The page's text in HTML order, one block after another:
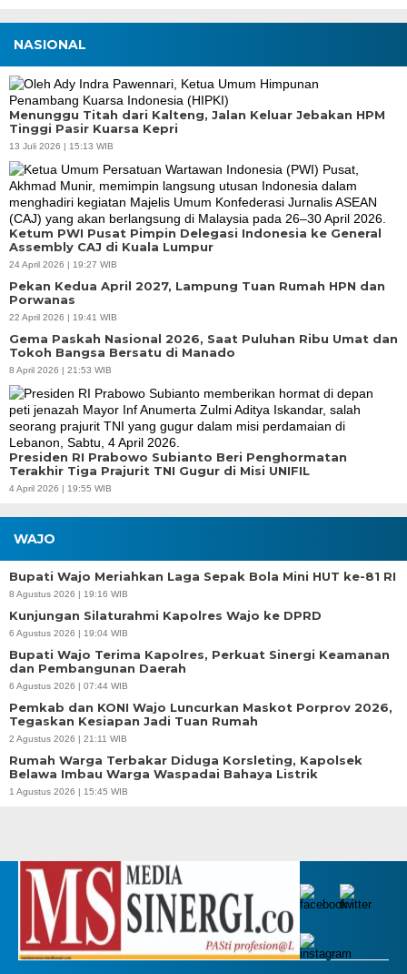
NASIONAL
Menunggu Titah dari Kalteng, Jalan Keluar Jebakan HPM
Tinggi Pasir Kuarsa Kepri
13 Juli 2026 | 15:13 WIB
Ketum PWI Pusat Pimpin Delegasi Indonesia ke General
Assembly CAJ di Kuala Lumpur
24 April 2026 | 19:27 WIB
Pekan Kedua April 2027, Lampung Tuan Rumah HPN dan
Porwanas
22 April 2026 | 19:41 WIB
Gema Paskah Nasional 2026, Saat Puluhan Ribu Umat dan
Tokoh Bangsa Bersatu di Manado
8 April 2026 | 21:53 WIB
Presiden RI Prabowo Subianto Beri Penghormatan
Terakhir Tiga Prajurit TNI Gugur di Misi UNIFIL
4 April 2026 | 19:55 WIB
WAJO
Bupati Wajo Meriahkan Laga Sepak Bola Mini HUT ke-81 RI
8 Agustus 2026 | 19:16 WIB
Kunjungan Silaturahmi Kapolres Wajo ke DPRD
6 Agustus 2026 | 19:04 WIB
Bupati Wajo Terima Kapolres, Perkuat Sinergi Keamanan
dan Pembangunan Daerah
6 Agustus 2026 | 07:44 WIB
Pemkab dan KONI Wajo Luncurkan Maskot Porprov 2026,
Tegaskan Kesiapan Jadi Tuan Rumah
2 Agustus 2026 | 21:11 WIB
Rumah Warga Terbakar Diduga Korsleting, Kapolsek
Belawa Imbau Warga Waspadai Bahaya Listrik
1 Agustus 2026 | 15:45 WIB